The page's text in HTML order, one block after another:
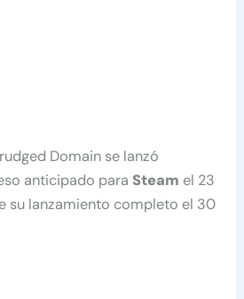
Domain se lanzó
anticipado para Steam el 23
su lanzamiento completo el 30